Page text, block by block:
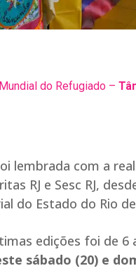
do Refugiado –
lembrada com a
RJ e Sesc RJ,
do Estado do Rio
edições foi de 6
sábado (20) e